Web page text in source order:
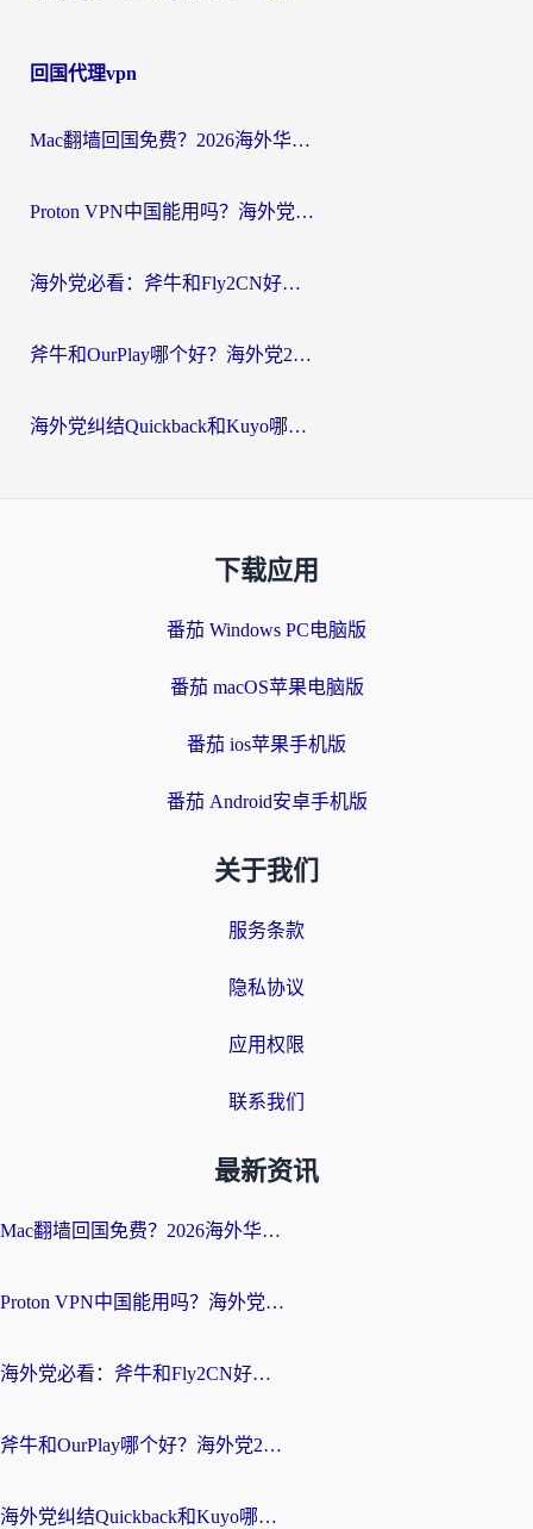
回国代理vpn
Mac翻墙回国免费？2026海外华人亲测：从CCTV5直播到国内APP，这样选加速器才靠谱
Proton VPN中国能用吗？海外党选回国加速器的避坑指南（附番茄加速器实测）
海外党必看：斧牛和Fly2CN好用吗？3招教你选对回国加速器（附免费试用攻略）
斧牛和OurPlay哪个好？海外党2026亲测：选对加速器，国内资源秒加载
海外党纠结Quickback和Kuyo哪个好？选对回国加速器才能无缝刷国内资源
下载应用
番茄 Windows PC电脑版
番茄 macOS苹果电脑版
番茄 ios苹果手机版
番茄 Android安卓手机版
关于我们
服务条款
隐私协议
应用权限
联系我们
最新资讯
Mac翻墙回国免费？2026海外华人亲测：从CCTV5直播到国内APP，这样选加速器才靠谱
Proton VPN中国能用吗？海外党选回国加速器的避坑指南（附番茄加速器实测）
海外党必看：斧牛和Fly2CN好用吗？3招教你选对回国加速器（附免费试用攻略）
斧牛和OurPlay哪个好？海外党2026亲测：选对加速器，国内资源秒加载
海外党纠结Quickback和Kuyo哪个好？选对回国加速器才能无缝刷国内资源